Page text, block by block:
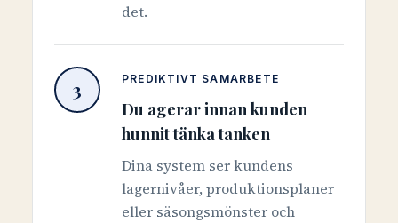
det.
3 PREDIKTIVT SAMARBETE
Du agerar innan kunden
hunnit tänka tanken
Dina system ser kundens
lagernivåer, produktionsplaner
eller säsongsmönster och